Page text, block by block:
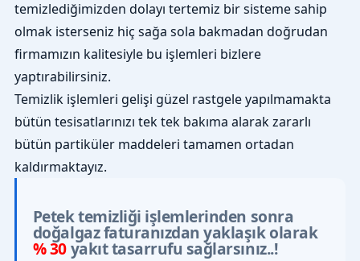
temizlediğimizden dolayı tertemiz bir sisteme sahip
olmak isterseniz hiç sağa sola bakmadan doğrudan
firmamızın kalitesiyle bu işlemleri bizlere
yaptırabilirsiniz.
Temizlik işlemleri gelişi güzel rastgele yapılmamakta
bütün tesisatlarınızı tek tek bakıma alarak zararlı
bütün partiküler maddeleri tamamen ortadan
kaldırmaktayız.
Petek temizliği işlemlerinden sonra
doğalgaz faturanızdan yaklaşık olarak
% 30yakıt tasarrufu sağlarsınız..!